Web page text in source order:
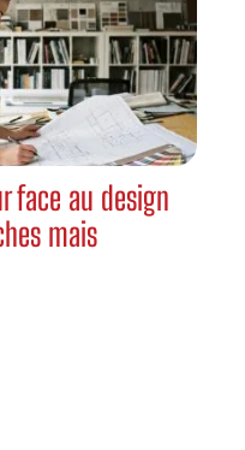
face au design
mais